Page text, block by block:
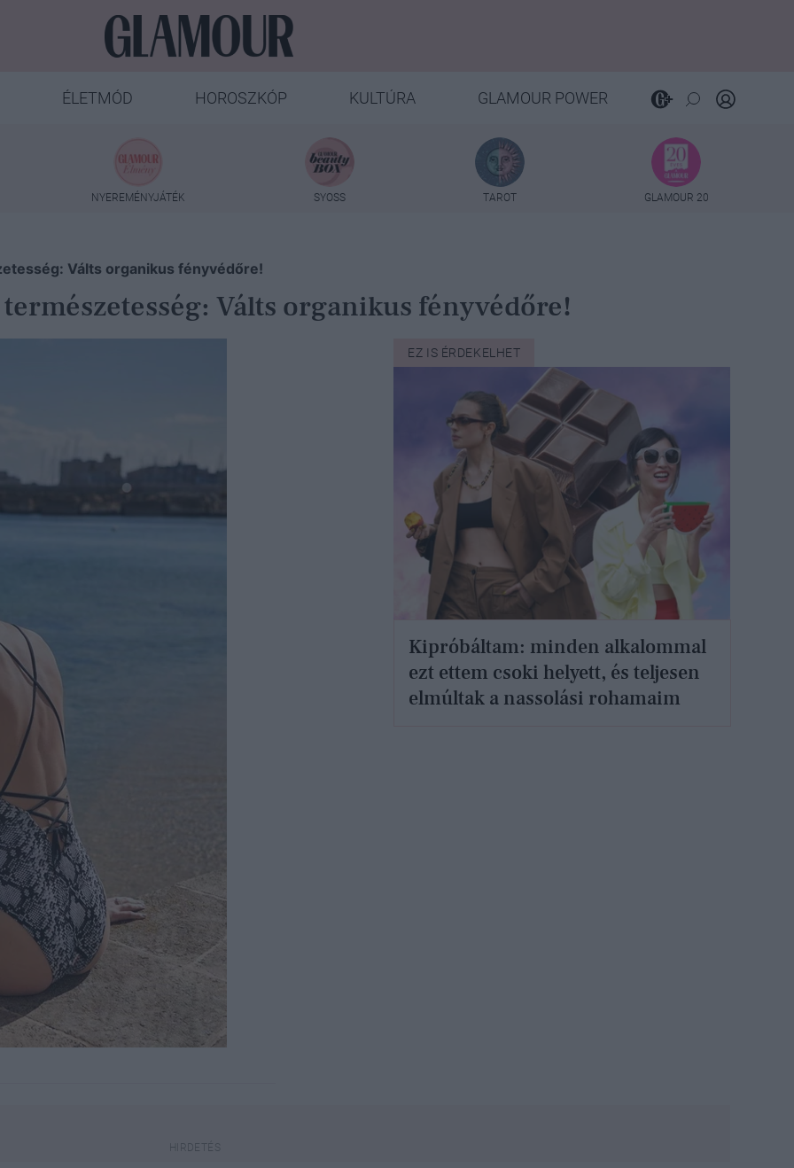
ÉLETMÓD HOROSZKÓP KULTÚRA GLAMOUR POWER
NYEREMÉNYJÁTÉK SYOSS TAROT GLAMOUR 20
Válts organikus fényvédőre!
Válts organikus fényvédőre!
EZ IS ÉRDEKELHET
Kipróbáltam: minden alkalommal
ezt ettem csoki helyett, és teljesen
elmúltak a nassolási rohamaim